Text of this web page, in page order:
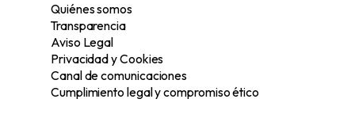
Quiénes somos
Transparencia
Aviso Legal
Privacidad y Cookies
Canal de comunicaciones
Cumplimiento legal y compromiso ético